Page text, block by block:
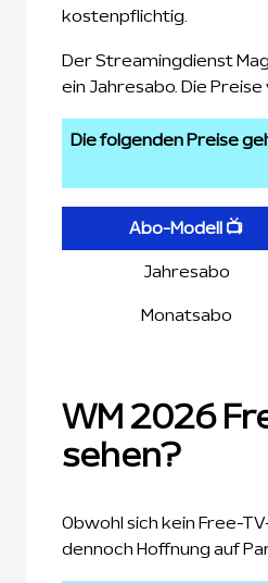
kostenpflichtig.
Der Streamingdienst
ein Jahresabo. Die
Die folgenden Preise
Abo-Modell 📺
Jahresabo
Monatsabo
WM 2026
sehen?
Obwohl sich kein Free-
dennoch Hoffnung auf